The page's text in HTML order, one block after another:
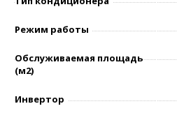
Режим работы
Обслуживаемая площадь
(м2)
Инвертор